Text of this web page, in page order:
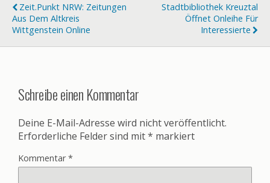
Zeit.punkt NRW: Zeitungen
Aus Dem Altkreis
Wittgenstein Online
Stadtbibliothek Kreuztal
Öffnet Onleihe Für
Interessierte
Schreibe einen Kommentar
Deine E-Mail-Adresse wird nicht veröffentlicht.
Erforderliche Felder sind mit* markiert
Kommentar*